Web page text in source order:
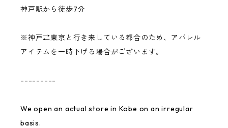
神戸駅から徒歩7分
※神戸⇄東京と行き来している都合のため、アパレル
アイテムを一時下げる場合がございます。
---------
We open an actual store in Kobe on an irregular
basis.